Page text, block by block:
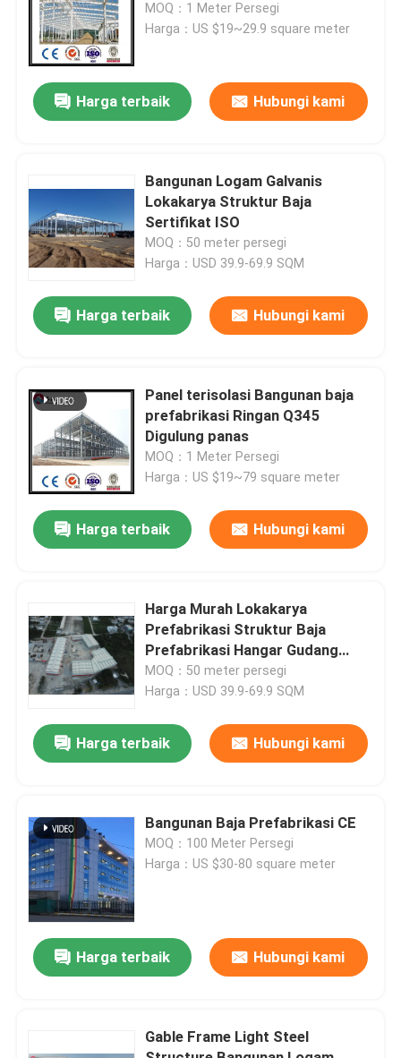
Rumah
Tentang Kami
Kontrol Kualitas
Hubungi Kami
Berita
Kasus-kasus
Gudang Struktur Baja
MOQ：1 Meter Persegi
Harga：US $19~29.9 square meter
Harga terbaik Hubungi kami
Bangunan Logam Galvanis
Lokakarya Struktur Baja
Sertifikat ISO
MOQ：50 meter persegi
Harga：USD 39.9-69.9 SQM
Harga terbaik Hubungi kami
Panel terisolasi Bangunan baja
prefabrikasi Ringan Q345
Digulung panas
MOQ：1 Meter Persegi
Harga：US $19~79 square meter
Harga terbaik Hubungi kami
Harga Murah Lokakarya
Prefabrikasi Struktur Baja
Prefabrikasi Hangar Gudang
Gedung Logam
MOQ：50 meter persegi
Harga：USD 39.9-69.9 SQM
Harga terbaik Hubungi kami
Bangunan Baja Prefabrikasi CE
MOQ：100 Meter Persegi
Harga：US $30-80 square meter
Harga terbaik Hubungi kami
Gable Frame Light Steel